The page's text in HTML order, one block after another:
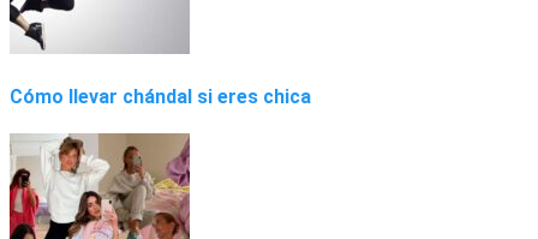
Cómo llevar chándal si eres chica